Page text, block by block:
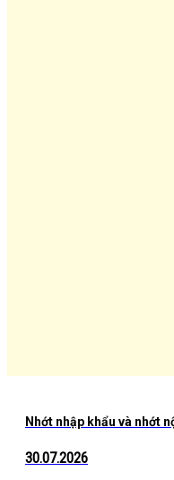
Nhớt nhập khẩu và nhớt
30.07.2026